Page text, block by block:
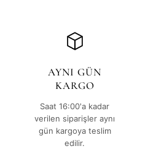
AYNI GÜN
KARGO
Saat 16:00'a kadar
verilen siparişler aynı
gün kargoya teslim
edilir.